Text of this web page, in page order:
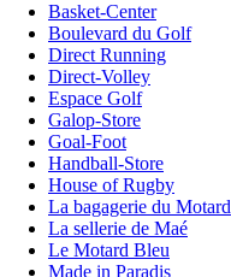
Basket-Center
Boulevard du Golf
Direct Running
Direct-Volley
Espace Golf
Galop-Store
Goal-Foot
Handball-Store
House of Rugby
La bagagerie du Motard
La sellerie de Maé
Le Motard Bleu
Made in Paradis